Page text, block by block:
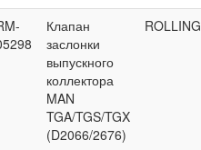
Клапан
заслонки
выпускного
коллектора
MAN
TGA/TGS/TGX
(D2066/2676)
ROLLING